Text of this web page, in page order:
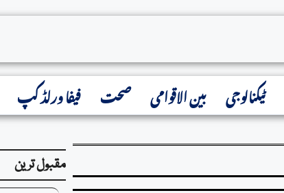
ٹیکنالوجی بین الاقوامی صحت فیفا ورلڈ کپ
مقبول ترین